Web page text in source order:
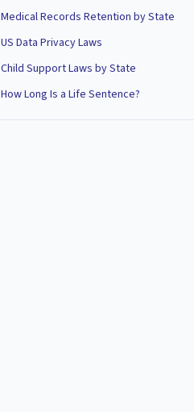
Medical Records Retention by State
US Data Privacy Laws
Child Support Laws by State
How Long Is a Life Sentence?